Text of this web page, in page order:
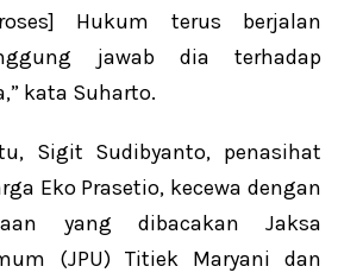
Hukum terus berjalan
jawab dia terhadap
kata Suharto.
Sigit Sudibyanto, penasihat
Eko Prasetio, kecewa dengan
yang dibacakan Jaksa
(JPU) Titiek Maryani dan